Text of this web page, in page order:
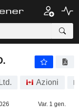
Azioni
Var. 1 gen.